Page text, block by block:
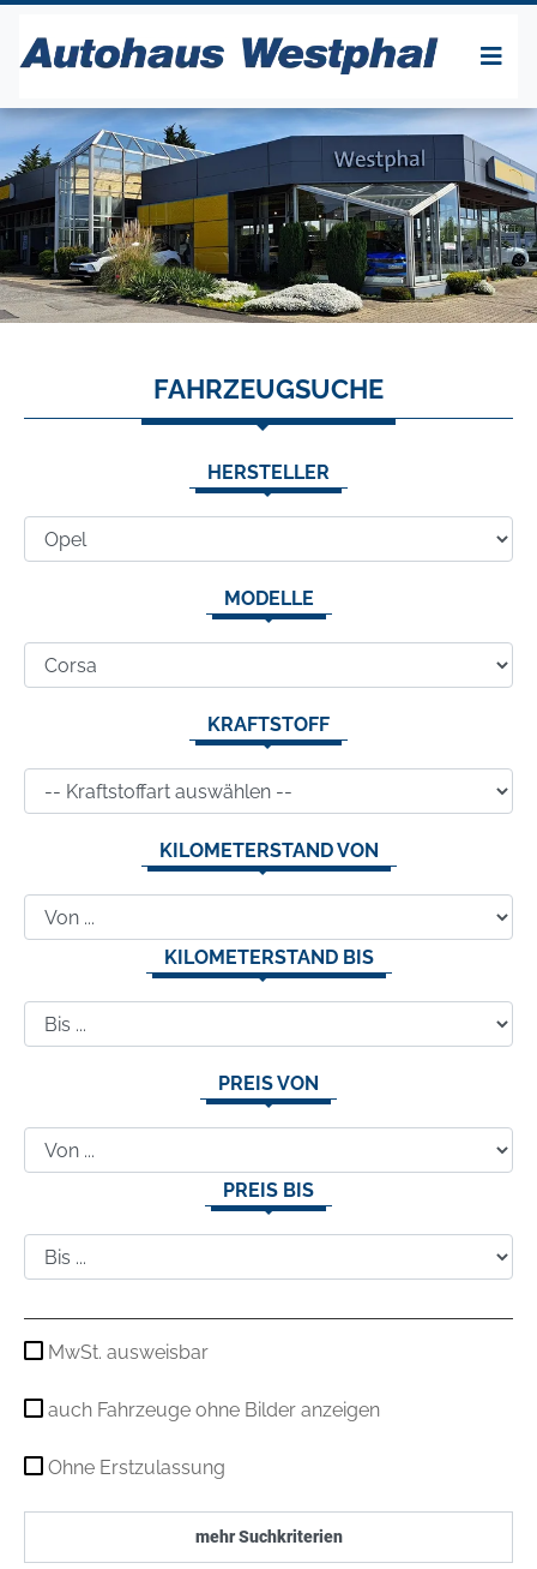
FAHRZEUGSUCHE
HERSTELLER
MODELLE
KRAFTSTOFF
KILOMETERSTAND VON
KILOMETERSTAND BIS
PREIS VON
PREIS BIS
MwSt. ausweisbar
auch Fahrzeuge ohne Bilder anzeigen
Ohne Erstzulassung
mehr Suchkriterien